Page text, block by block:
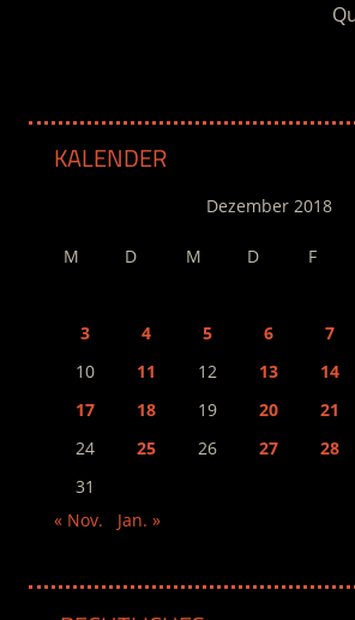
KALENDER
Dezember 2018
M D M D F
3
4 5 6 7
10
11 12 13 14
17
18 19 20 21
24
25 26 27 28
31
« Nov.
Jan. »